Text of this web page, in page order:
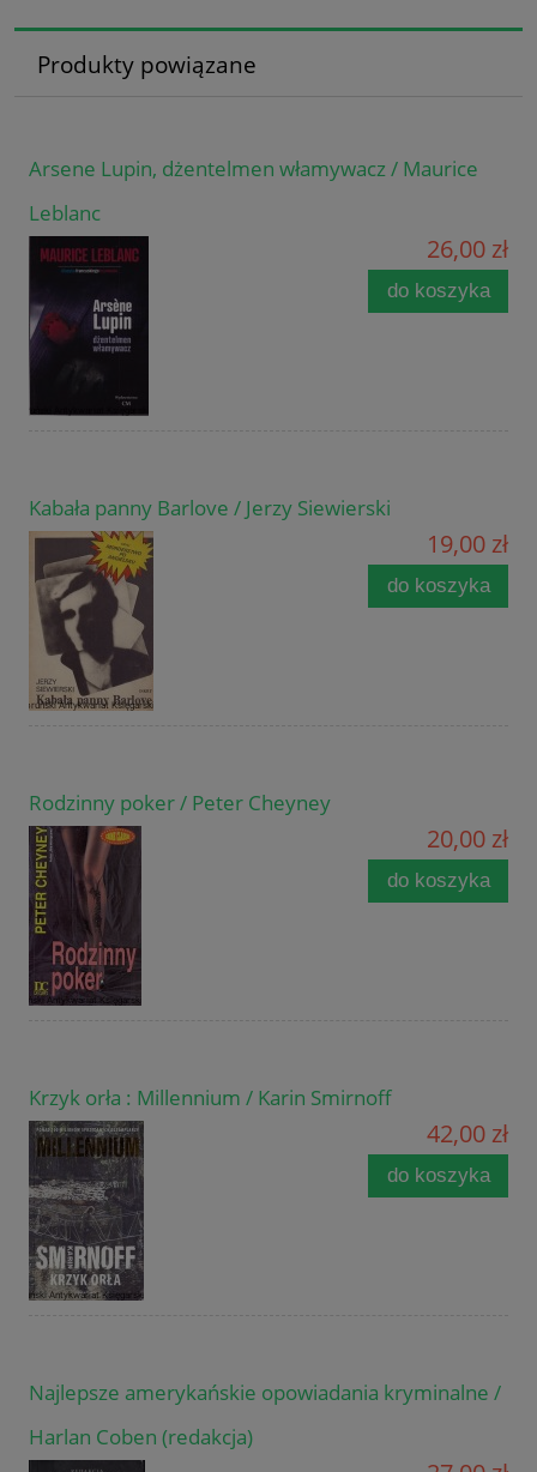
Produkty powiązane
Arsene Lupin, dżentelmen włamywacz / Maurice
Leblanc
26,00 zł
do koszyka
Kabała panny Barlove / Jerzy Siewierski
19,00 zł
do koszyka
Rodzinny poker / Peter Cheyney
20,00 zł
do koszyka
Krzyk orła : Millennium / Karin Smirnoff
42,00 zł
do koszyka
Najlepsze amerykańskie opowiadania kryminalne /
Harlan Coben (redakcja)